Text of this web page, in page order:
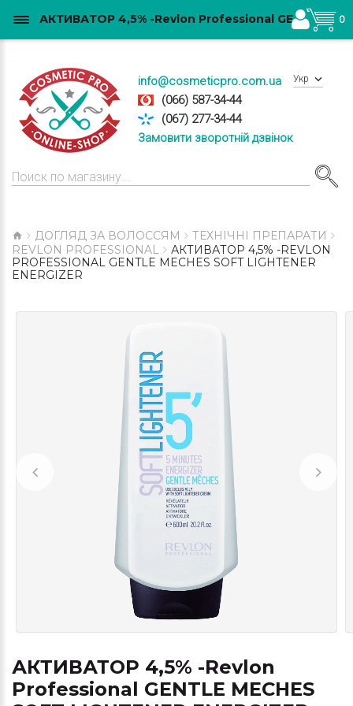
info@cosmeticpro.com.ua
(066) 587-34-44
(067) 277-34-44
Замовити зворотній дзвінок
Укр
0
ДОГЛЯД ЗА ВОЛОССЯМ
ТЕХНІЧНІ ПРЕПАРАТИ
REVLON PROFESSIONAL
АКТИВАТОР 4,5% -REVLON
PROFESSIONAL GENTLE MECHES SOFT LIGHTENER
ENERGIZER
АКТИВАТОР 4,5% -Revlon
Professional GENTLE MECHES
АКТИВАТОР 4,5% -Revlon Professional GENTLE MECHES SOFT LIGHTENER ENERGIZER купити в Україні